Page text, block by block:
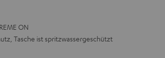
ON
Tasche ist spritzwassergeschützt